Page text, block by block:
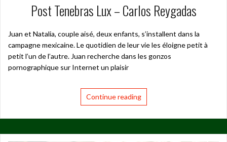
Post Tenebras Lux – Carlos Reygadas
Juan et Natalia, couple aisé, deux enfants, s’installent dans la
campagne mexicaine. Le quotidien de leur vie les éloigne petit à
petit l’un de l’autre. Juan recherche dans les gonzos
pornographique sur Internet un plaisir
Continue reading